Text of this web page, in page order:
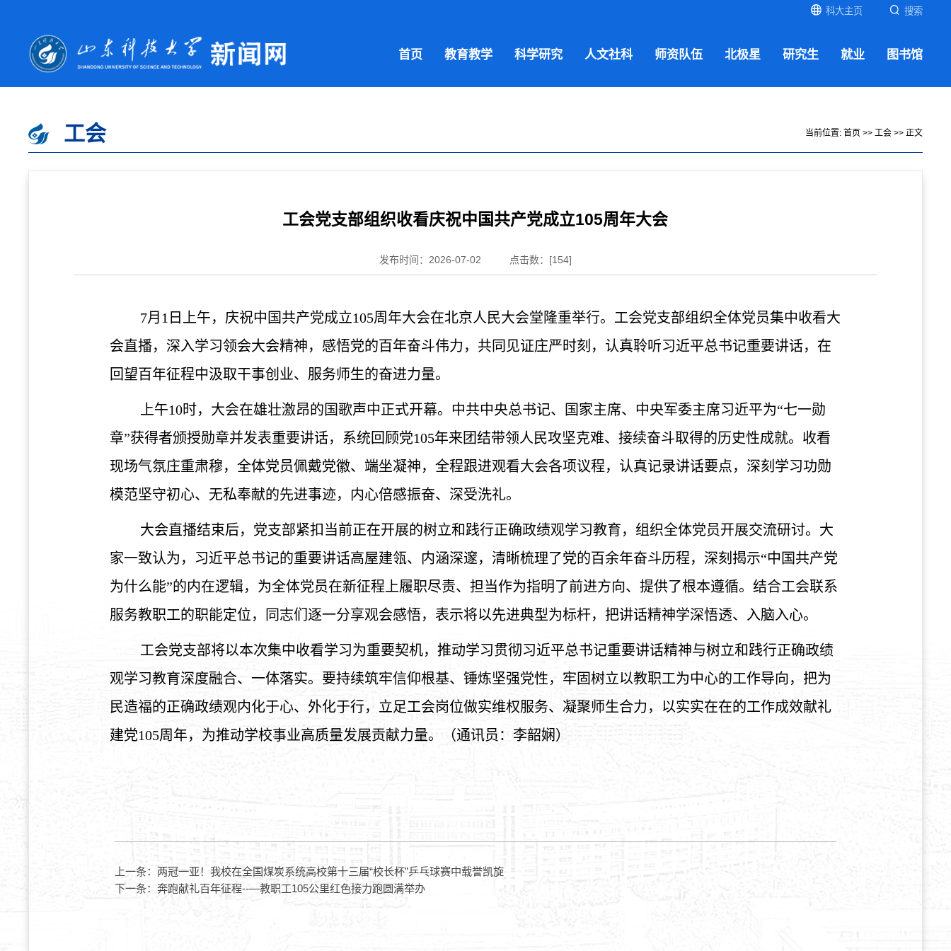
科大主页 搜索
首页 教育教学 科学研究 人文社科 师资队伍 北极星 研究生 就业 图书馆
工会 当前位置: 首页 >> 工会>> 正文
工会党支部组织收看庆祝中国共产党成立105周年大会
发布时间：2026-07-02 点击数：[154]
7月1日上午，庆祝中国共产党成立105周年大会在北京人民大会堂隆重举行。工会党支部组织全体党员集中收看大
会直播，深入学习领会大会精神，感悟党的百年奋斗伟力，共同见证庄严时刻，认真聆听习近平总书记重要讲话，在
回望百年征程中汲取干事创业、服务师生的奋进力量。
上午10时，大会在雄壮激昂的国歌声中正式开幕。中共中央总书记、国家主席、中央军委主席习近平为“七一勋
章”获得者颁授勋章并发表重要讲话，系统回顾党105年来团结带领人民攻坚克难、接续奋斗取得的历史性成就。收看
现场气氛庄重肃穆，全体党员佩戴党徽、端坐凝神，全程跟进观看大会各项议程，认真记录讲话要点，深刻学习功勋
模范坚守初心、无私奉献的先进事迹，内心倍感振奋、深受洗礼。
大会直播结束后，党支部紧扣当前正在开展的树立和践行正确政绩观学习教育，组织全体党员开展交流研讨。大
家一致认为，习近平总书记的重要讲话高屋建瓴、内涵深邃，清晰梳理了党的百余年奋斗历程，深刻揭示“中国共产党
为什么能”的内在逻辑，为全体党员在新征程上履职尽责、担当作为指明了前进方向、提供了根本遵循。结合工会联系
服务教职工的职能定位，同志们逐一分享观会感悟，表示将以先进典型为标杆，把讲话精神学深悟透、入脑入心。
工会党支部将以本次集中收看学习为重要契机，推动学习贯彻习近平总书记重要讲话精神与树立和践行正确政绩
观学习教育深度融合、一体落实。要持续筑牢信仰根基、锤炼坚强党性，牢固树立以教职工为中心的工作导向，把为
民造福的正确政绩观内化于心、外化于行，立足工会岗位做实维权服务、凝聚师生合力，以实实在在的工作成效献礼
建党105周年，为推动学校事业高质量发展贡献力量。 （通讯员 ：李韶娴 ）
上一条： 两冠一亚！我校在全国煤炭系统高校第十三届“校长杯”乒乓球赛中载誉凯旋
下一条： 奔跑献礼百年征程--—教职工105公里红色接力跑圆满举办